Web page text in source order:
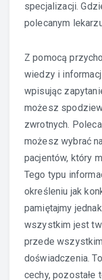
specjalizacji.
polecanym
Z pomocą
wiedzy i
wpisując
możesz
zwrotnych.
możesz wybrać
pacjentów, który
Tego typu
określeniu jak
pamiętajmy
wszystkim jest
przede
doświadczenia.
cechy, pozostałe